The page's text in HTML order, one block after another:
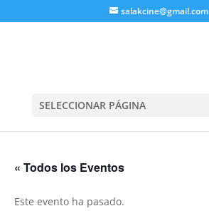
salakcine@gmail.com
SELECCIONAR PÁGINA
« Todos los Eventos
Este evento ha pasado.